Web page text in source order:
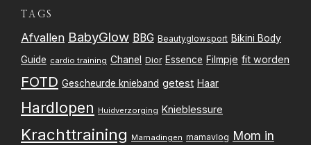
TAGS
Afvallen BabyGlow BBG Beautyglowsport Bikini Body
Guide cardio training Chanel Dior Essence Filmpje fit worden
FOTD Gescheurde knieband getest Haar
Hardlopen Huidverzorging Knieblessure
Krachttraining Mamadingen mamavlog Mom in